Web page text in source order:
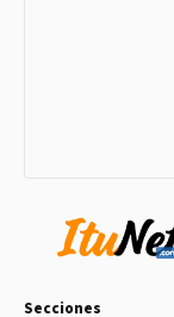
Secciones